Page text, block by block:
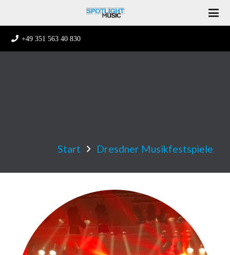
+49 351 563 40 830
Start Dresdner Musikfestspiele